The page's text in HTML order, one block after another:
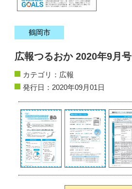
鶴岡市
広報つるおか 2020年9月号
カテゴリ： 広報
発行日：2020年09月01日
個人情報保護方針
動作環境
リンク集